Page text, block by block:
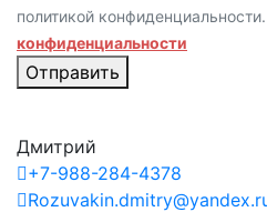
политикой конфиденциальности.
конфиденциальности
Отправить
Дмитрий
+7-988-284-4378